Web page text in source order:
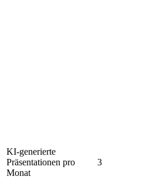
KI-generierte
Präsentationen pro
Monat
3